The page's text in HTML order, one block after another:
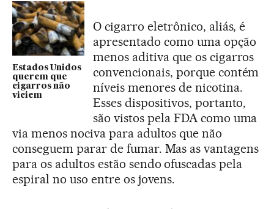
Estados Unidos
querem que
cigarros não
viciem
O cigarro eletrônico, aliás, é
apresentado como uma opção
menos aditiva que os cigarros
convencionais, porque contém
níveis menores de nicotina.
Esses dispositivos, portanto,
são vistos pela FDA como uma
via menos nociva para adultos que não
conseguem parar de fumar. Mas as vantagens
para os adultos estão sendo ofuscadas pela
espiral no uso entre os jovens.